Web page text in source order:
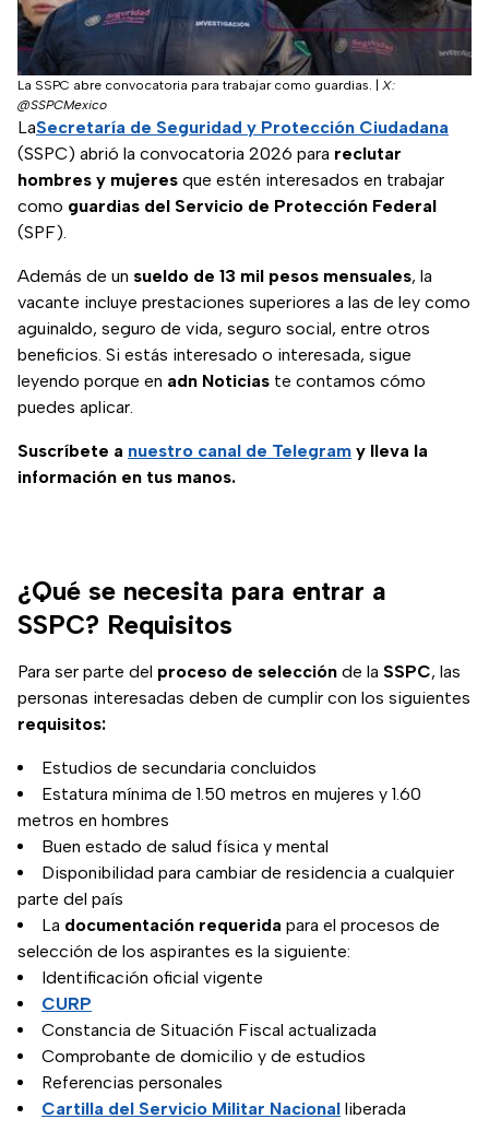
La SSPC abre convocatoria para trabajar como guardias.
X:
@SSPCMexico
LaSecretaría de Seguridad y Protección Ciudadana
(SSPC) abrió la convocatoria 2026 para reclutar
hombres y mujeres que estén interesados en trabajar
como guardias del Servicio de Protección Federal
(SPF).
Además de un sueldo de 13 mil pesos mensuales, la
vacante incluye prestaciones superiores a las de ley como
aguinaldo, seguro de vida, seguro social, entre otros
beneficios. Si estás interesado o interesada, sigue
leyendo porque en adn Noticias te contamos cómo
puedes aplicar.
Suscríbete a nuestro canal de Telegram y lleva la
información en tus manos.
¿Qué se necesita para entrar a
SSPC? Requisitos
Para ser parte del proceso de selección de la SSPC, las
personas interesadas deben de cumplir con los siguientes
requisitos:
Estudios de secundaria concluidos
Estatura mínima de 1.50 metros en mujeres y 1.60
metros en hombres
Buen estado de salud física y mental
Disponibilidad para cambiar de residencia a cualquier
parte del país
La documentación requerida para el procesos de
selección de los aspirantes es la siguiente:
Identificación oficial vigente
CURP
Constancia de Situación Fiscal actualizada
Comprobante de domicilio y de estudios
Referencias personales
Cartilla del Servicio Militar Nacional liberada